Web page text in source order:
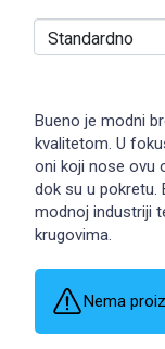
Bueno je modni
kvalitetom. U
oni koji nose ovu
dok su u pokretu.
modnoj industriji
krugovima.
Nema